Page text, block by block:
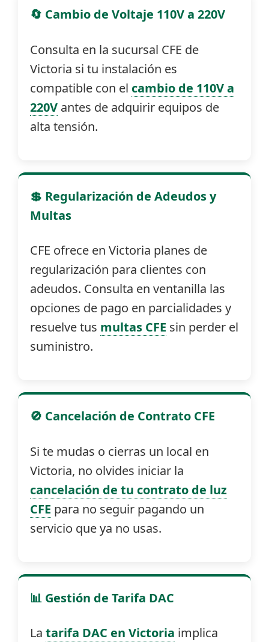
🔄 Cambio de Voltaje 110V a 220V
Consulta en la sucursal CFE de
Victoria si tu instalación es
compatible con el cambio de 110V a
220V antes de adquirir equipos de
alta tensión.
💲 Regularización de Adeudos y
Multas
CFE ofrece en Victoria planes de
regularización para clientes con
adeudos. Consulta en ventanilla las
opciones de pago en parcialidades y
resuelve tus multas CFE sin perder el
suministro.
🚫 Cancelación de Contrato CFE
Si te mudas o cierras un local en
Victoria, no olvides iniciar la
cancelación de tu contrato de luz
CFE para no seguir pagando un
servicio que ya no usas.
📊 Gestión de Tarifa DAC
La tarifa DAC en Victoria implica